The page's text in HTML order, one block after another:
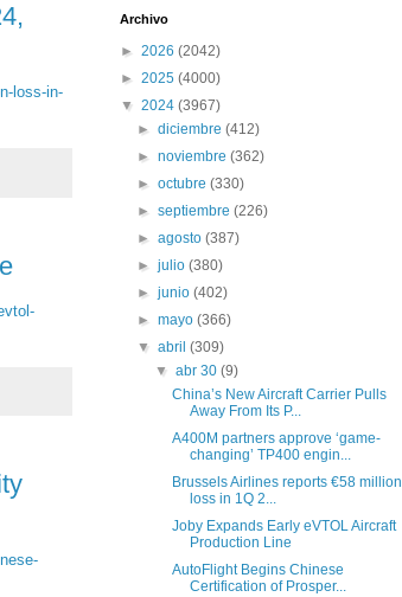
loss-in-
Archivo
► 2026 (2042)
► 2025 (4000)
▼ 2024 (3967)
►diciembre(412)
►noviembre(362)
►octubre(330)
►septiembre(226)
►agosto(387)
►julio(380)
►junio(402)
►mayo(366)
▼abril(309)
▼ abr 30 (9)
China’s New Aircraft Carrier Pulls
Away From Its P...
A400M partners approve ‘game-
changing’ TP400 engin...
Brussels Airlines reports €58 million
loss in 1Q 2...
Joby Expands Early eVTOL Aircraft
Production Line
AutoFlight Begins Chinese
Certification of Prosper...